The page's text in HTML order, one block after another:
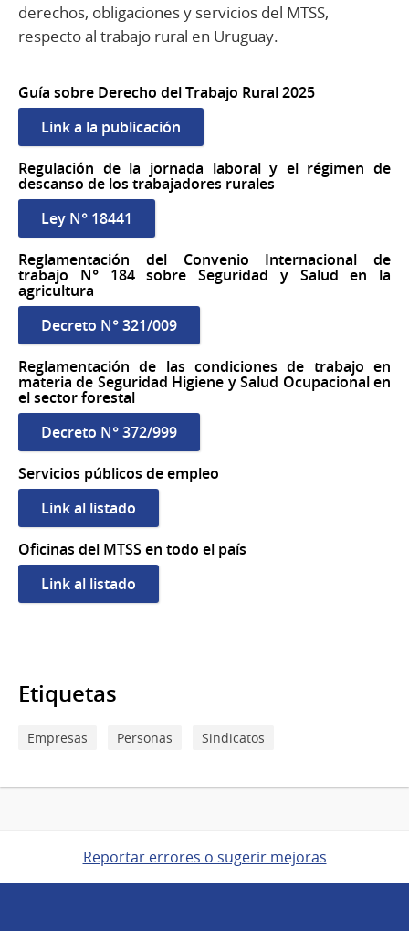
derechos, obligaciones y servicios del MTSS,
respecto al trabajo rural en Uruguay.
Guía sobre Derecho del Trabajo Rural 2025
Link a la publicación
Regulación de la jornada laboral y el régimen de
descanso de los trabajadores rurales
Ley N° 18441
Reglamentación del Convenio Internacional de
trabajo N° 184 sobre Seguridad y Salud en la
agricultura
Decreto N° 321/009
Reglamentación de las condiciones de trabajo en
materia de Seguridad Higiene y Salud Ocupacional en
el sector forestal
Decreto N° 372/999
Servicios públicos de empleo
Link al listado
Oficinas del MTSS en todo el país
Link al listado
Etiquetas
Empresas Personas Sindicatos
Reportar errores o sugerir mejoras